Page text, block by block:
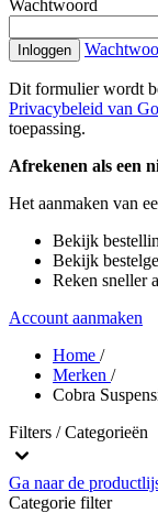
Wachtwoord
Inloggen
Dit formulier wordt
Privacybeleid van
toepassing.
Afrekenen als een
Het aanmaken van
Bekijk
Bekijk
Reken sneller
Account aanmaken
Home /
Merken /
Cobra
Filters / Categorieën
Ga naar de
Categorie filter